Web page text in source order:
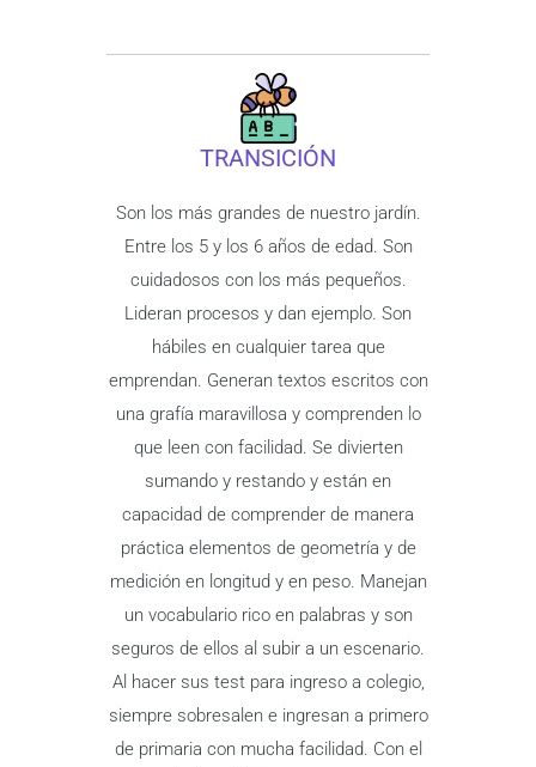
TRANSICIÓN
Son los más grandes de nuestro jardín.
Entre los 5 y los 6 años de edad. Son
cuidadosos con los más pequeños.
Lideran procesos y dan ejemplo. Son
hábiles en cualquier tarea que
emprendan. Generan textos escritos con
una grafía maravillosa y comprenden lo
que leen con facilidad. Se divierten
sumando y restando y están en
capacidad de comprender de manera
práctica elementos de geometría y de
medición en longitud y en peso. Manejan
un vocabulario rico en palabras y son
seguros de ellos al subir a un escenario.
Al hacer sus test para ingreso a colegio,
siempre sobresalen e ingresan a primero
de primaria con mucha facilidad. Con el